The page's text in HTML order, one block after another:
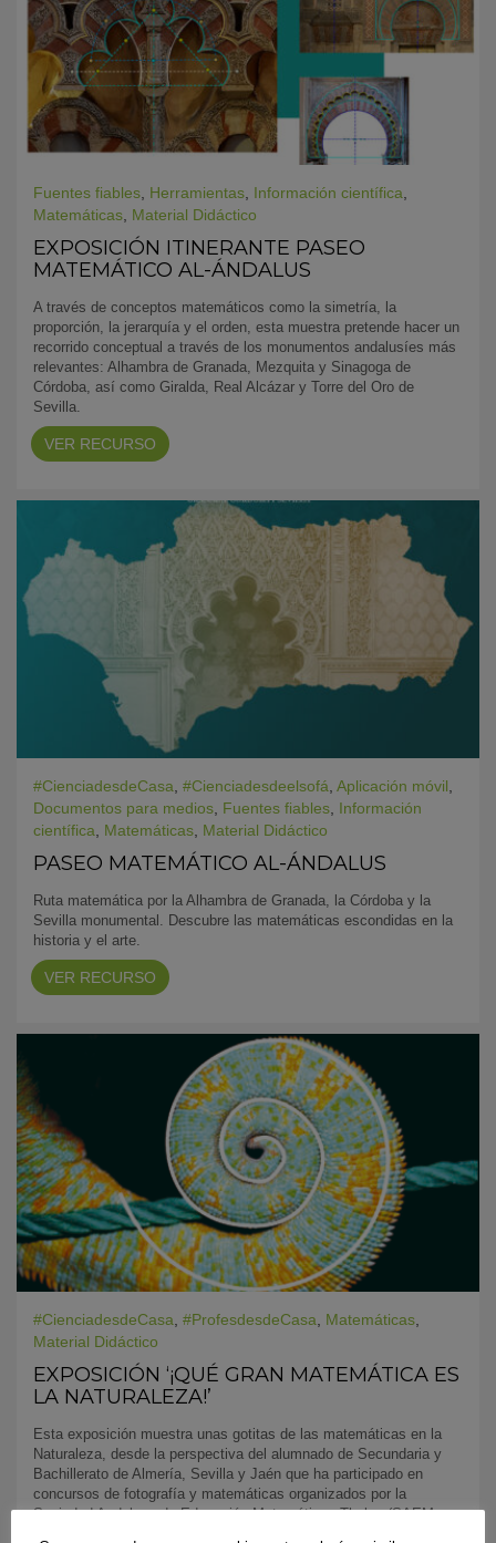
Fuentes fiables Herramientas Información científica
Matemáticas Material Didáctico
EXPOSICIÓN ITINERANTE PASEO
MATEMÁTICO AL-ÁNDALUS
A través de conceptos matemáticos como la simetría, la
proporción, la jerarquía y el orden, esta muestra pretende hacer un
recorrido conceptual a través de los monumentos andalusíes más
relevantes: Alhambra de Granada, Mezquita y Sinagoga de
Córdoba, así como Giralda, Real Alcázar y Torre del Oro de
Sevilla.
VER RECURSO
#CienciadesdeCasa #Cienciadesdeelsofá Aplicación móvil
Documentos para medios Fuentes fiables Información
científica
Matemáticas Material Didáctico
PASEO MATEMÁTICO AL-ÁNDALUS
Ruta matemática por la Alhambra de Granada, la Córdoba y la
Sevilla monumental. Descubre las matemáticas escondidas en la
historia y el arte.
VER RECURSO
#CienciadesdeCasa #ProfesdesdeCasa Matemáticas
Material Didáctico
EXPOSICIÓN ‘¡QUÉ GRAN MATEMÁTICA ES
LA NATURALEZA!’
Esta exposición muestra unas gotitas de las matemáticas en la
Naturaleza, desde la perspectiva del alumnado de Secundaria y
Bachillerato de Almería, Sevilla y Jaén que ha participado en
concursos de fotografía y matemáticas organizados por la
Sociedad Andaluza de Educación Matemáticas Thales (SAEM